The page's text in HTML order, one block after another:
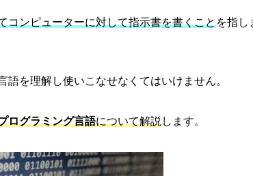
コンピューターに対して指示書を書くこと を指し
を理解し使いこなせなくてはいけません。
ログラミング言語について解説 します。